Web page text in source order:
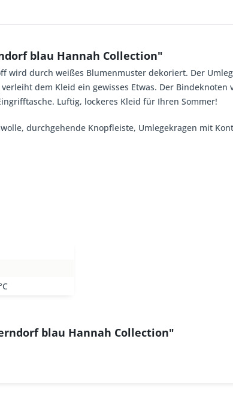
blau Hannah Collection"
wird durch weißes Blumenmuster dekoriert. Der
dem Kleid ein gewisses Etwas. Der Bindeknoten
Luftig, lockeres Kleid für Ihren Sommer!
durchgehende Knopfleiste, Umlegekragen mit
blau Hannah Collection"